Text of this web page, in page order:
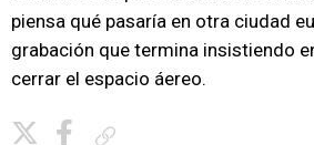
piensa qué pasaría en otra ciudad
grabación que termina insistiendo
cerrar el espacio áereo.